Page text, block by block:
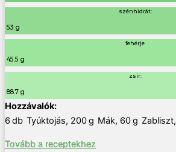
szénhidrát:
53 g
fehérje
45.5 g
zsír:
88.7 g
6 db Tyúktojás, 200g Mák, 60g Zabliszt,
Tovább a receptekhez